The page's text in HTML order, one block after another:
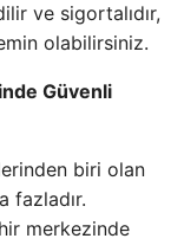
ve sigortalıdır,
olabilirsiniz.
Güvenli
biri olan
fazladır.
merkezinde